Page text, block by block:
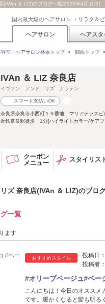
(IVAn ＆ LIZ)のブログ一覧/2025年4月 (1/3)
国内最大級のヘアサロン ・リラク＆
ヘアサロン ヘアスタ
室・ヘアサロン検索トップ> 関西トップ
IVAn ＆ LIZ 奈良店
イヴァン アンド リズ ナラテン
スマート支払いOK
奈良県奈良市小西町１９番地 マリアテラスビ
近鉄奈良駅徒歩 1分[ハイライトカラー/ケア
クーポン
メニュー
スタイリス
ズ 奈良店(IVAn ＆ LIZ)のブロ
一覧
ます
おすすめスタイル 投稿日：
投稿者：
#オリーブベージュ#ベー
こんにちは！今日のオスス
です。暖かくなると髪も明る